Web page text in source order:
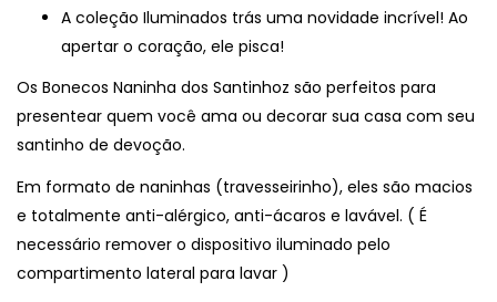
A coleção Iluminados trás uma novidade incrível! Ao
apertar o coração, ele pisca!
Os Bonecos Naninha dos Santinhoz são perfeitos para
presentear quem você ama ou decorar sua casa com seu
santinho de devoção.
Em formato de naninhas (travesseirinho), eles são macios
e totalmente anti-alérgico, anti-ácaros e lavável. ( É
necessário remover o dispositivo iluminado pelo
compartimento lateral para lavar )